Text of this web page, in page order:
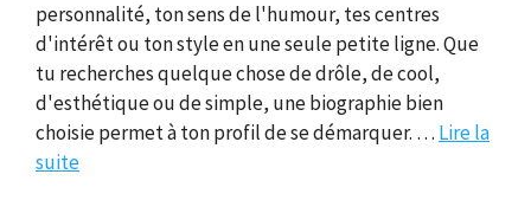
personnalité, ton sens de l'humour, tes centres
d'intérêt ou ton style en une seule petite ligne. Que
tu recherches quelque chose de drôle, de cool,
d'esthétique ou de simple, une biographie bien
choisie permet à ton profil de se démarquer. … Lire la
suite